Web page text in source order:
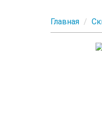
Главная